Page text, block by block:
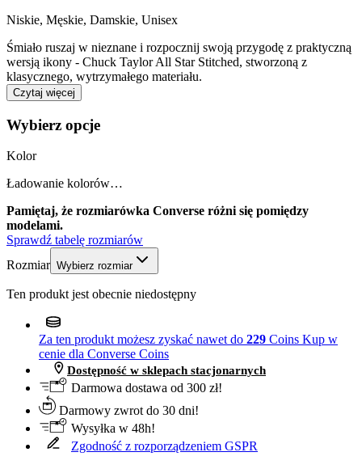
Niskie, Męskie, Damskie, Unisex
Śmiało ruszaj w nieznane i rozpocznij swoją przygodę z praktyczną
wersją ikony - Chuck Taylor All Star Stitched, stworzoną z
klasycznego, wytrzymałego materiału.
Czytaj więcej
Wybierz opcje
Kolor
Ładowanie kolorów…
Pamiętaj, że rozmiarówka Converse różni się pomiędzy
modelami.
Sprawdź tabelę rozmiarów
Rozmiar Wybierz rozmiar
Ten produkt jest obecnie niedostępny
Za ten produkt możesz zyskać nawet do 229 Coins Kup w
cenie dla Converse Coins
Dostępność w sklepach stacjonarnych
Darmowa dostawa od 300 zł!
Darmowy zwrot do 30 dni!
Wysyłka w 48h!
Zgodność z rozporządzeniem GSPR